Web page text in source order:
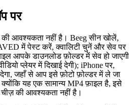
पर
आवश्यकता नहीं है। Beeg सीन खोलें,
में पेस्ट करें, क्वालिटी चुनें और सेव पर
आपके डाउनलोड फ़ोल्डर में सेव हो जाएगी
प्लेयर में दिखाई देगी); iPhone पर,
जहाँ से आप इसे फ़ोटो फ़ोल्डर में ले जा
यह एक सामान्य MP4 फ़ाइल है, इसे
की आवश्यकता नहीं है।